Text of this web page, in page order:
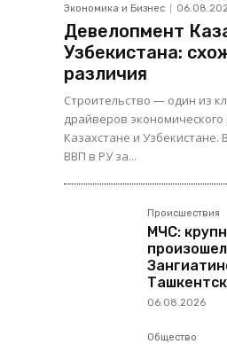
Экономика и Бизнес
Девелопмент
Узбекистана:
различия
Строительство — один из
драйверов экономического
Казахстане и Узбекистане.
ВВП в РУ за...
Происшествия
МЧС:
06.08.2026
Общество